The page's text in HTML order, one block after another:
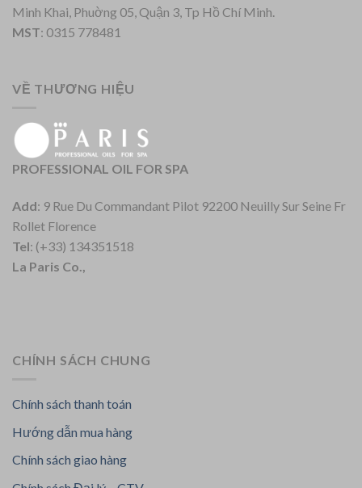
Minh Khai, Phuờng 05, Quận 3, Tp Hồ Chí Minh.
MST: 0315 778481
VỀ THƯƠNG HIỆU
PROFESSIONAL OIL FOR SPA
Add: 9 Rue Du Commandant Pilot 92200 Neuilly Sur Seine Fr
Rollet Florence
Tel: (+33) 134351518
La Paris Co.,
CHÍNH SÁCH CHUNG
Chính sách thanh toán
Hướng dẫn mua hàng
Chính sách giao hàng